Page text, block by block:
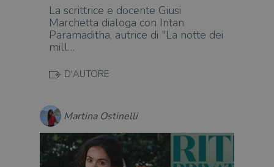
La scrittrice e docente Giusi
Marchetta dialoga con Intan
Paramaditha, autrice di "La notte dei
mill…
D'AUTORE
Martina Ostinelli